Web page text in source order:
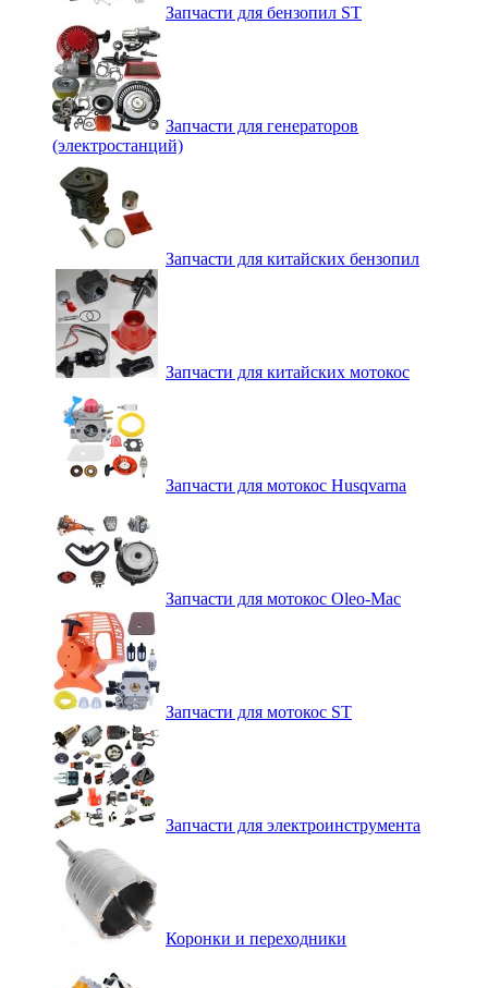
Запчасти для бензопил ST
Запчасти для генераторов
(электростанций)
Запчасти для китайских бензопил
Запчасти для китайских мотокос
Запчасти для мотокос Husqvarna
Запчасти для мотокос Oleo-Mac
Запчасти для мотокос ST
Запчасти для электроинструмента
Коронки и переходники